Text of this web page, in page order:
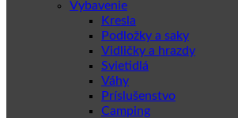
Vybavenie
Kresla
Podložky a saky
Vidličky a hrazdy
Svietidlá
Váhy
Príslušenstvo
Camping